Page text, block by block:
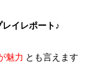
イレポート♪
魅力 とも言えます